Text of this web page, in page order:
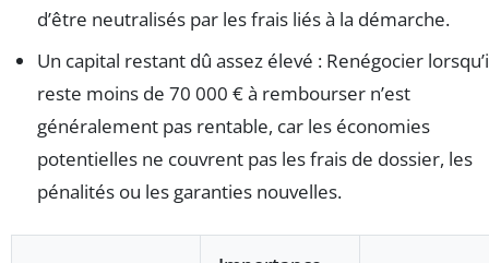
d’être neutralisés par les frais liés à la démarche.
Un capital restant dû assez élevé : Renégocier
reste moins de 70 000 € à rembourser n’est
généralement pas rentable, car les économies
potentielles ne couvrent pas les frais de dossier, les
pénalités ou les garanties nouvelles.